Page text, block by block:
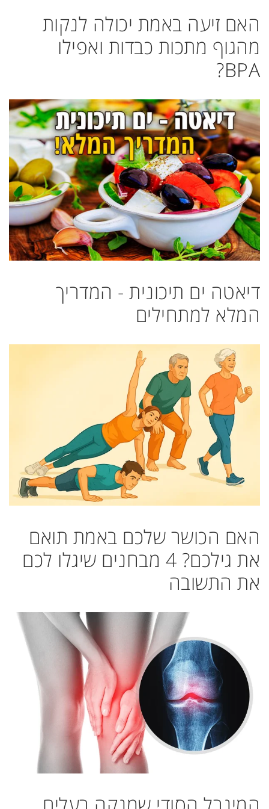
האם זיעה באמת יכולה לנקות
מהגוף מתכות כבדות ואפילו
BPA?
דיאטה ים תיכונית - המדריך
המלא למתחילים
האם הכושר שלכם באמת תואם
את גילכם? 4 מבחנים שיגלו לכם
את התשובה